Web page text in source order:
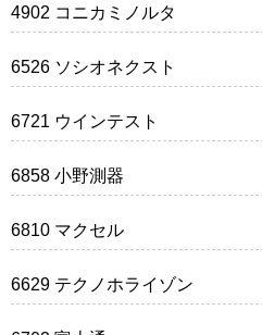
4902 コニカミノルタ
6526 ソシオネクスト
6721 ウインテスト
6858 小野測器
6810 マクセル
6629 テクノホライゾン